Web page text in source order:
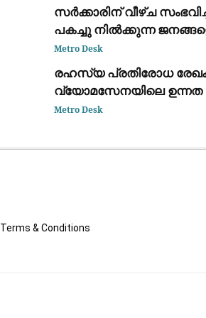
സർക്കാരിന് വീഴ്ച
പകച്ചു നിൽക്കുന്ന
കാണാൻ കഴിഞ്ഞതെന്ന്
Metro Desk
രഹസ്യ പ്രതിരോധ
വ്യോമസേനയിലെ
അറസ്റ്റിൽ
Metro Desk
Terms & Conditions